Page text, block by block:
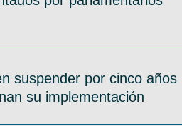
suspender por cinco años
su implementación